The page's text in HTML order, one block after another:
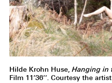
Hilde Krohn Huse, Hanging in
Film 11‘36‘‘. Courtesy the artist